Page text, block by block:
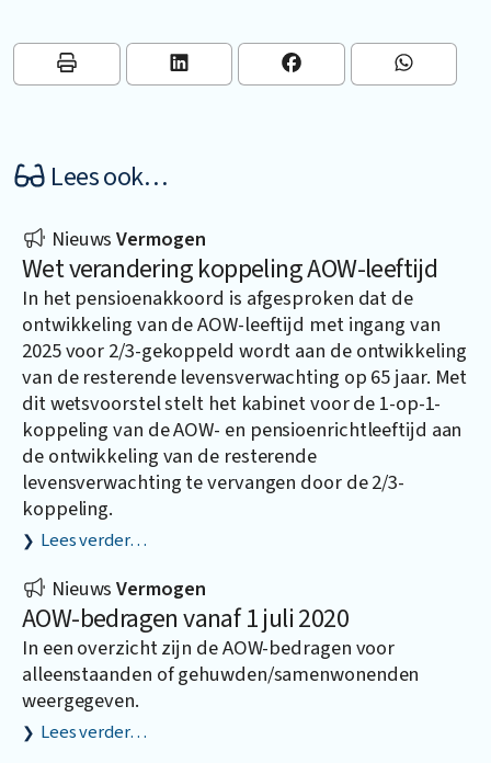
Lees ook…
NieuwsVermogen
Wet verandering koppeling AOW-leeftijd
In het pensioenakkoord is afgesproken dat de
ontwikkeling van de AOW-leeftijd met ingang van
2025 voor 2/3-gekoppeld wordt aan de ontwikkeling
van de resterende levensverwachting op 65 jaar. Met
dit wetsvoorstel stelt het kabinet voor de 1-op-1-
koppeling van de AOW- en pensioenrichtleeftijd aan
de ontwikkeling van de resterende
levensverwachting te vervangen door de 2/3-
koppeling.
Lees verder…
NieuwsVermogen
AOW-bedragen vanaf 1 juli 2020
In een overzicht zijn de AOW-bedragen voor
alleenstaanden of gehuwden/samenwonenden
weergegeven.
Lees verder…